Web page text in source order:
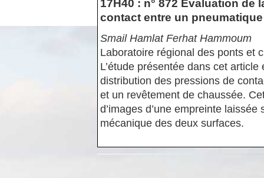
17H40 : n° 872 Evaluation
contact entre un
Smail Hamlat Ferhat Hammoum
Laboratoire régional des ponts et
L’étude présentée dans cet
distribution des pressions de
et un revêtement de chaussée.
d’images d’une empreinte
mécanique des deux surfaces.